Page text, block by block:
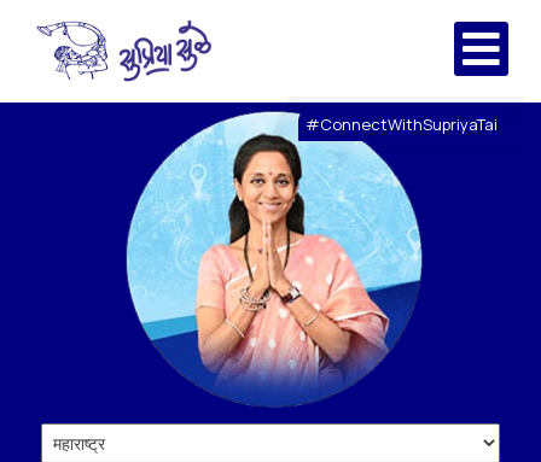
#ConnectWithSupriyaTai